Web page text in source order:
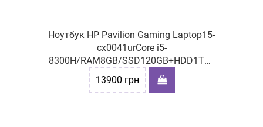
Ноутбук HP Pavilion Gaming Laptop15-
cx0041urCore i5-
8300H/RAM8GB/SSD120GB+HDD1TB/
GeForce GTX 1050Ti
13900 грн